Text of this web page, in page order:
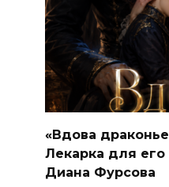
«Вдова
Лекарка для его
Диана Фурсова